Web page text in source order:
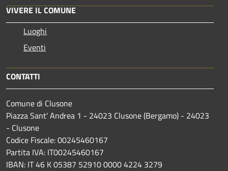
VIVERE IL COMUNE
Luoghi
Eventi
CONTATTI
Comune di Clusone
Piazza Sant' Andrea 1 - 24023 Clusone (Bergamo) - 24023
- Clusone
Codice Fiscale: 00245460167
Partita IVA: IT00245460167
IBAN: IT 46 K 05387 52910 0000 4224 3279